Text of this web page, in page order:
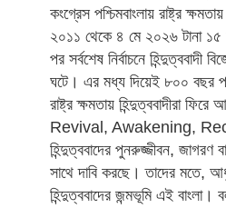
কংগ্রেস পশ্চিমবাংলায় রাষ্ট্র
২০১১ থেকে ৪ মে ২০২৬ টানা ১৫
পর সর্বশেষ নির্বাচনে হিন্দুত্ববাদী
ঘটে। এর মধ্য দিয়েই ৮০০ বছর
রাষ্ট্র ক্ষমতায় হিন্দুত্ববাদীরা
Revival, Awakening,
হিন্দুত্ববাদের পুনরুজ্জীবন, জাগরণ
সাথে দাবি করছে। তাদের মতে,
হিন্দুত্ববাদের জন্মভূমি এই বাংলা।